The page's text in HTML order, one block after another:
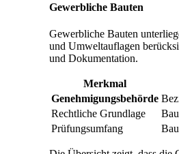
Gewerbliche Bauten
Gewerbliche Bauten
und Umweltauflagen
und Dokumentation.
Merkmal
Genehmigungsbehörde
Rechtliche Grundlage
Prüfungsumfang